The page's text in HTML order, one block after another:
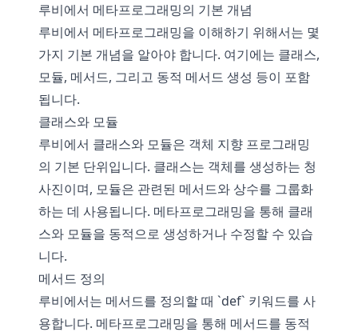
루비에서 메타프로그래밍의 기본 개념
루비에서 메타프로그래밍을 이해하기 위해서는 몇
가지 기본 개념을 알아야 합니다. 여기에는 클래스,
모듈, 메서드, 그리고 동적 메서드 생성 등이 포함
됩니다.
클래스와 모듈
루비에서 클래스와 모듈은 객체 지향 프로그래밍
의 기본 단위입니다. 클래스는 객체를 생성하는 청
사진이며, 모듈은 관련된 메서드와 상수를 그룹화
하는 데 사용됩니다. 메타프로그래밍을 통해 클래
스와 모듈을 동적으로 생성하거나 수정할 수 있습
니다.
메서드 정의
루비에서는 메서드를 정의할 때 `def` 키워드를 사
용합니다. 메타프로그래밍을 통해 메서드를 동적